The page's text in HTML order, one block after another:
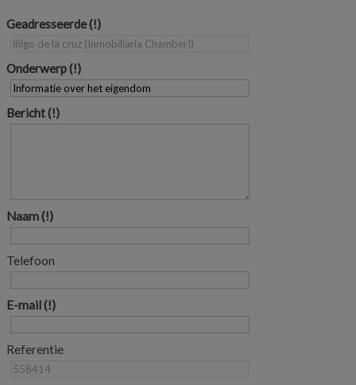
Geadresseerde
Onderwerp
Bericht
Naam
Telefoon
E-mail
Referentie